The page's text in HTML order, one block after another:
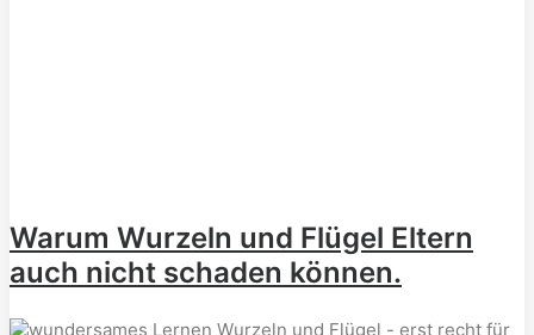
Warum Wurzeln und Flügel Eltern
auch nicht schaden können.